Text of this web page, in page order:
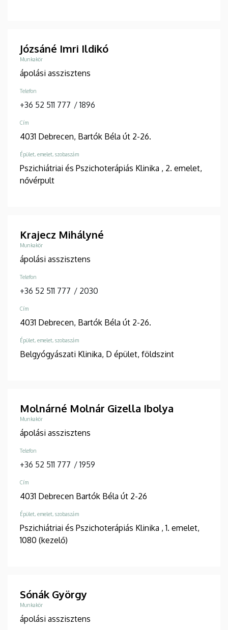
Józsáné Imri Ildikó
Munkakör
ápolási asszisztens
Telefon
+36 52 511 777 / 1896
Cím
4031 Debrecen, Bartók Béla út 2-26.
Épület, emelet, szobaszám
Pszichiátriai és Pszichoterápiás Klinika , 2. emelet,
nővérpult
Krajecz Mihályné
Munkakör
ápolási asszisztens
Telefon
+36 52 511 777 / 2030
Cím
4031 Debrecen, Bartók Béla út 2-26.
Épület, emelet, szobaszám
Belgyógyászati Klinika, D épület, földszint
Molnárné Molnár Gizella Ibolya
Munkakör
ápolási asszisztens
Telefon
+36 52 511 777 / 1959
Cím
4031 Debrecen Bartók Béla út 2-26
Épület, emelet, szobaszám
Pszichiátriai és Pszichoterápiás Klinika , 1. emelet,
1080 (kezelő)
Sónák György
Munkakör
ápolási asszisztens